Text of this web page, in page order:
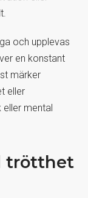
och upplevas
en konstant
märker
eller
mental
trötthet